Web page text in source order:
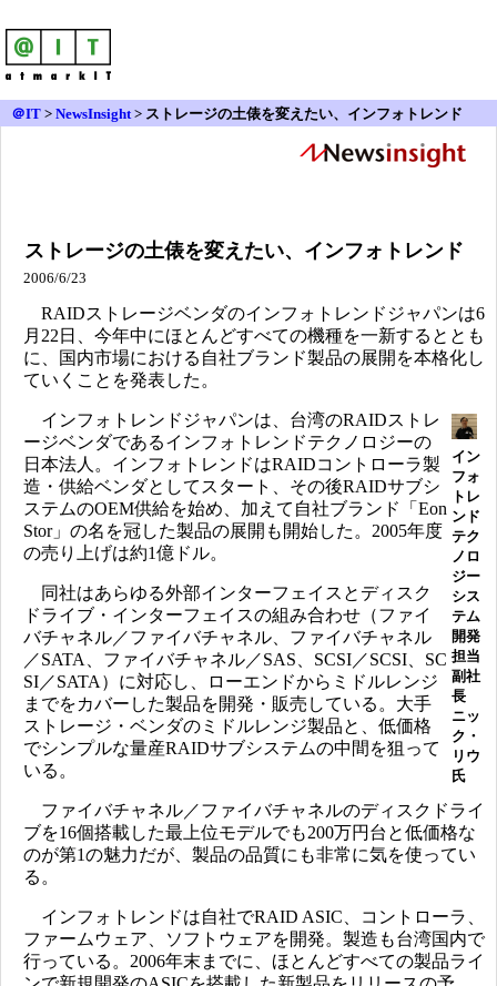
＠IT > NewsInsight> ストレージの土俵を変えたい、インフォトレンド
ストレージの土俵を変えたい、インフォトレンド
2006/6/23
RAIDストレージベンダのインフォトレンドジャパンは6
月22日、今年中にほとんどすべての機種を一新するととも
に、国内市場における自社ブランド製品の展開を本格化し
ていくことを発表した。
イン
フォ
トレ
ンド
テク
ノロ
ジー
シス
テム
開発
担当
副社
長
ニッ
ク・
リウ
氏
インフォトレンドジャパンは、台湾のRAIDストレ
ージベンダであるインフォトレンドテクノロジーの
日本法人。インフォトレンドはRAIDコントローラ製
造・供給ベンダとしてスタート、その後RAIDサブシ
ステムのOEM供給を始め、加えて自社ブランド「Eon
Stor」の名を冠した製品の展開も開始した。2005年度
の売り上げは約1億ドル。
同社はあらゆる外部インターフェイスとディスク
ドライブ・インターフェイスの組み合わせ（ファイ
バチャネル／ファイバチャネル、ファイバチャネル
／SATA、ファイバチャネル／SAS、SCSI／SCSI、SC
SI／SATA）に対応し、ローエンドからミドルレンジ
までをカバーした製品を開発・販売している。大手
ストレージ・ベンダのミドルレンジ製品と、低価格
でシンプルな量産RAIDサブシステムの中間を狙って
いる。
ファイバチャネル／ファイバチャネルのディスクドライ
ブを16個搭載した最上位モデルでも200万円台と低価格な
のが第1の魅力だが、製品の品質にも非常に気を使ってい
る。
インフォトレンドは自社でRAID ASIC、コントローラ、
ファームウェア、ソフトウェアを開発。製造も台湾国内で
行っている。2006年末までに、ほとんどすべての製品ライ